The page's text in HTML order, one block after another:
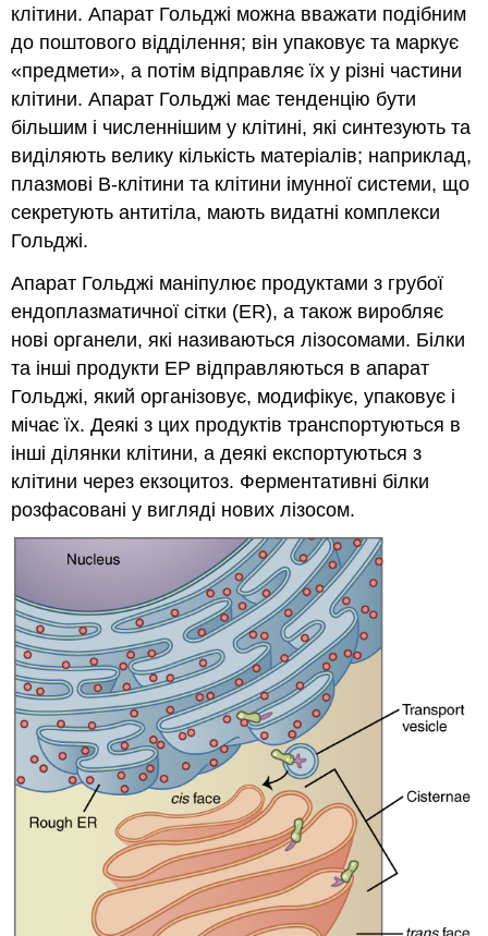
клітини. Апарат Гольджі можна вважати подібним
до поштового відділення; він упаковує та маркує
«предмети», а потім відправляє їх у різні частини
клітини. Апарат Гольджі має тенденцію бути
більшим і численнішим у клітині, які синтезують та
виділяють велику кількість матеріалів; наприклад,
плазмові В-клітини та клітини імунної системи, що
секретують антитіла, мають видатні комплекси
Гольджі.
Апарат Гольджі маніпулює продуктами з грубої
ендоплазматичної сітки (ER), а також виробляє
нові органели, які називаються лізосомами. Білки
та інші продукти ЕР відправляються в апарат
Гольджі, який організовує, модифікує, упаковує і
мічає їх. Деякі з цих продуктів транспортуються в
інші ділянки клітини, а деякі експортуються з
клітини через екзоцитоз. Ферментативні білки
розфасовані у вигляді нових лізосом.